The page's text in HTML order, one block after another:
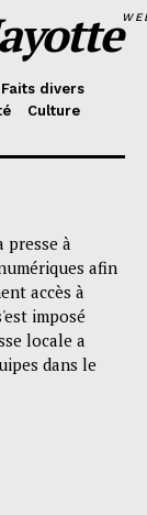
Faits divers
Culture
presse à
afin
accès à
imposé
locale a
dans le